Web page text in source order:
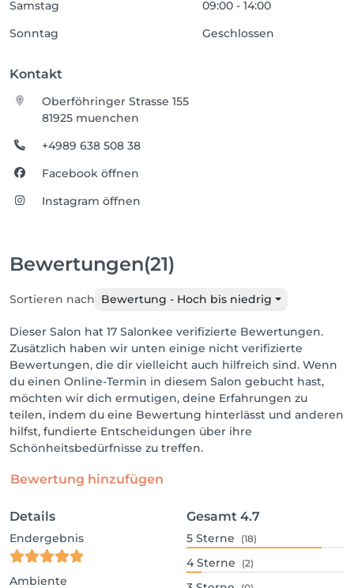
Samstag
09:00 - 14:00
Sonntag
Geschlossen
Kontakt
Oberföhringer Strasse 155
81925 muenchen
+4989 638 508 38
Facebook öffnen
Instagram öffnen
Bewertungen(21)
Sortieren nach Bewertung - Hoch bis niedrig
Dieser Salon hat 17 Salonkee verifizierte Bewertungen.
Zusätzlich haben wir unten einige nicht verifizierte
Bewertungen, die dir vielleicht auch hilfreich sind. Wenn
du einen Online-Termin in diesem Salon gebucht hast,
möchten wir dich ermutigen, deine Erfahrungen zu
teilen, indem du eine Bewertung hinterlässt und anderen
hilfst, fundierte Entscheidungen über ihre
Schönheitsbedürfnisse zu treffen.
Bewertung hinzufügen
Details
Endergebnis
Ambiente
Gesamt 4.7
5 Sterne (18)
4 Sterne (2)